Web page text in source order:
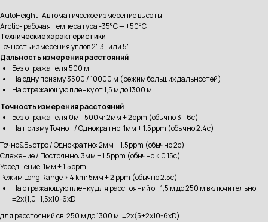
AutoHeight- Автоматическое измерение высоты
Arctic- рабочая температура -35°C — +50°C
Технические характеристики
Точность измерения углов 2", 3" или 5"
Дальность измерения расстояний
Без отражателя 500 м
На одну призму 3500 / 10000 м (режим больших дальностей)
На отражающую пленку от 1,5 м до 1300 м
Точность измерения расстояний
Без отражателя 0м - 500м: 2мм + 2ppm (обычно 3 - 6с)
На призму Точно+ / Однократно: 1мм + 1.5ppm (обычно 2.4с)
Точно&Быстро / Однократно: 2мм + 1.5ppm (обычно 2с)
Слежение / Постоянно: 3мм + 1.5ppm (обычно < 0.15с)
Усреднение: 1мм + 1.5ppm
Режим Long Range > 4 km: 5мм + 2 ppm (обычно 2.5с)
На отражающую пленку для расстояний от 1,5 м до 250 м включительно:
±2x(1,0+1,5x10-6xD
для расстояний св. 250 м до 1300 м: ±2x(5+2x10-6xD)